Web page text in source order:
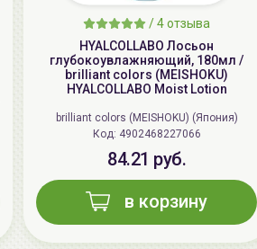
/4 отзыва
HYALCOLLABO Лосьон
глубокоувлажняющий, 180мл /
brilliant colors (MEISHOKU)
HYALCOLLABO Moist Lotion
brilliant colors (MEISHOKU) (Япония)
Код: 4902468227066
84.21 руб.
в корзину